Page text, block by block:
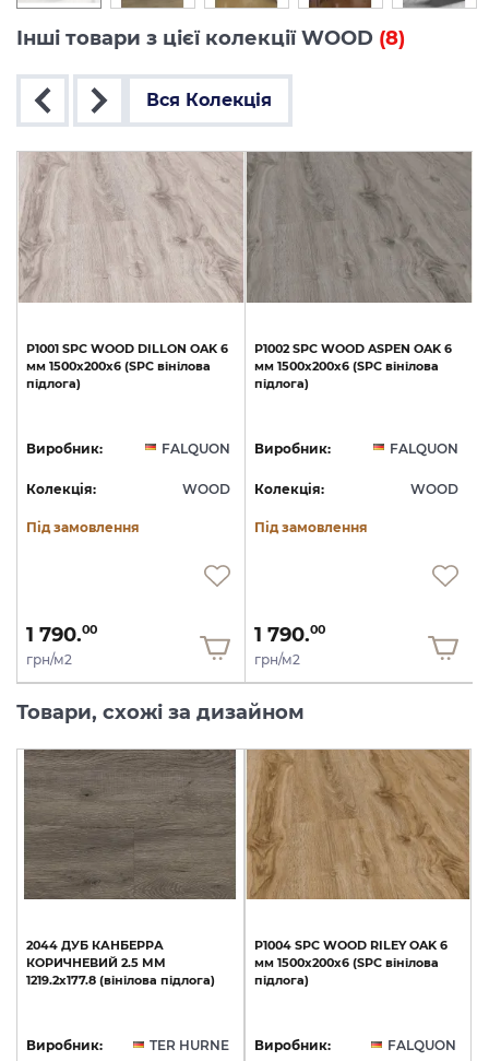
Інші товари з цієї колекції WOOD (8)
Вся Колекція
P1001 SPC WOOD DILLON OAK 6
мм 1500х200х6 (SPC вінілова
підлога)
Виробник: FALQUON
Колекція: WOOD
Під замовлення
1 790.00
грн/м2
P1002 SPC WOOD ASPEN OAK 6
мм 1500х200х6 (SPC вінілова
підлога)
Виробник: FALQUON
Колекція: WOOD
Під замовлення
1 790.00
грн/м2
Товари, схожі за дизайном
2044 ДУБ КАНБЕРРА
КОРИЧНЕВИЙ 2.5 ММ
1219.2х177.8 (вінілова підлога)
Виробник:
TER HURNE
P1004 SPC WOOD RILEY OAK 6
мм 1500х200х6 (SPC вінілова
підлога)
Виробник: FALQUON